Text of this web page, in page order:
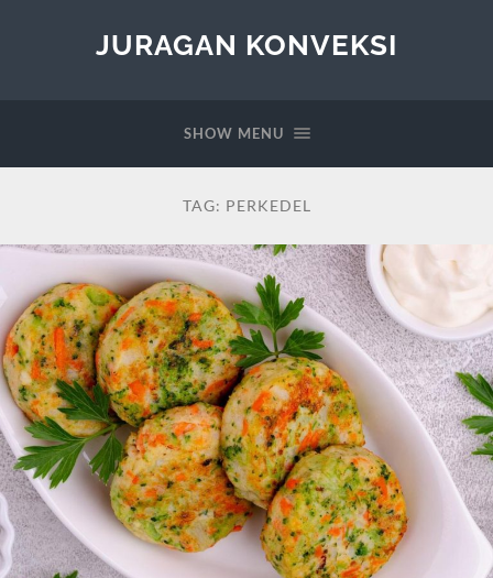
JURAGAN KONVEKSI
SHOW MENU
TAG: PERKEDEL